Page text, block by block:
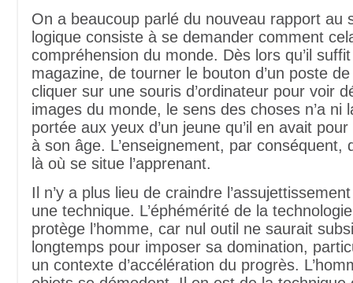
On a beaucoup parlé du nouveau rapport au
logique consiste à se demander comment
compréhension du monde. Dès lors qu’il
magazine, de tourner le bouton d’un poste
cliquer sur une souris d’ordinateur pour voir
images du monde, le sens des choses n’a ni
portée aux yeux d’un jeune qu’il en avait
à son âge. L’enseignement, par conséquent,
là où se situe l’apprenant.
Il n’y a plus lieu de craindre
une technique. L’éphémérité de la
protège l’homme, car nul outil ne saurait
longtemps pour imposer sa domination,
un contexte d’accélération du progrès.